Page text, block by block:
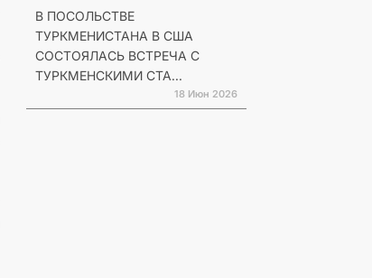
В ПОСОЛЬСТВЕ
ТУРКМЕНИСТАНА В США
СОСТОЯЛАСЬ ВСТРЕЧА С
ТУРКМЕНСКИМИ СТА...
18 Июн 2026